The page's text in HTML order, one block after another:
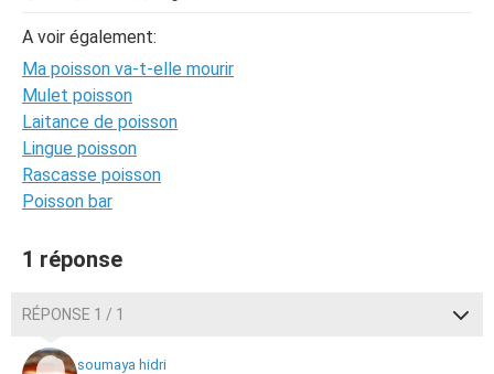
A voir également:
Ma poisson va-t-elle mourir
Mulet poisson
Laitance de poisson
Lingue poisson
Rascasse poisson
Poisson bar
1 réponse
RÉPONSE 1 / 1
soumaya hidri